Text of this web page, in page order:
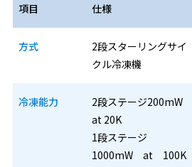
項目 仕様
方式
2段スターリングサイ
クル冷凍機
冷凍能力
2段ステージ200mW
at 20K
1段ステージ
1000mW at 100K